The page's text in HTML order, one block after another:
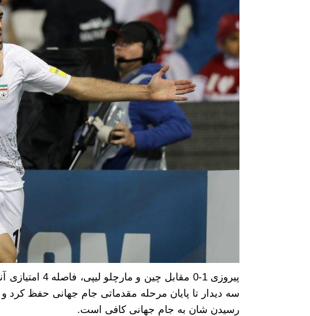
سه دیدار تا پایان مرحله مقدماتی جام جهانی حفظ کرد
رسیدن شان به جام جهانی کافی است.